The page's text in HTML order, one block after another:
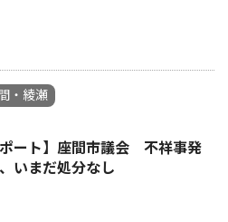
・綾瀬
ポート】座間市議会 不祥事発
いまだ処分なし